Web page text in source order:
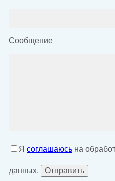
Сообщение
Я соглашаюсь на
данных.